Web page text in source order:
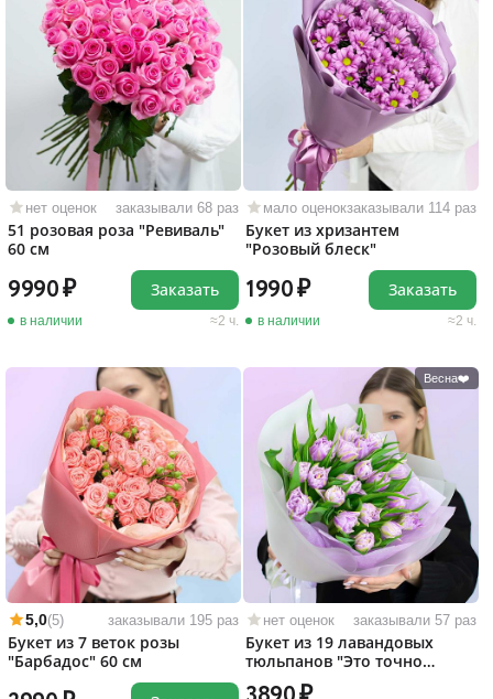
нет оценок заказывали 68 раз
51 розовая роза "Ревиваль"
60 см
9990
в наличии 2 ч.
Заказать
мало оценокзаказывали 114 раз
Букет из хризантем
"Розовый блеск"
1990
в наличии 2 ч.
Заказать
5,0(5) заказывали 195 раз
Букет из 7 веток розы
"Барбадос" 60 см
Весна❤️
нет оценок заказывали 57 раз
Букет из 19 лавандовых
тюльпанов "Это точно
любовь!"